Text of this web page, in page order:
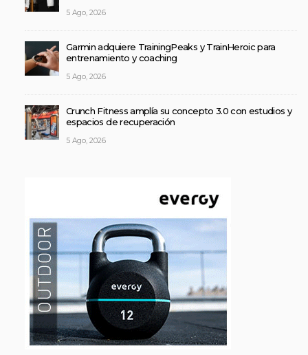
5 Ago, 2026
Garmin adquiere TrainingPeaks y TrainHeroic para
entrenamiento y coaching
5 Ago, 2026
Crunch Fitness amplía su concepto 3.0 con estudios y
espacios de recuperación
5 Ago, 2026